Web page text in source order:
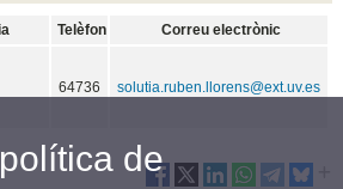
Telèfon Correu electrònic
64736 solutia.ruben.llorens@ext.uv.es
de